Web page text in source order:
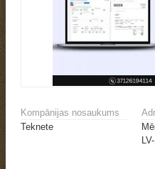
Kompānijas nosaukums
Teknete